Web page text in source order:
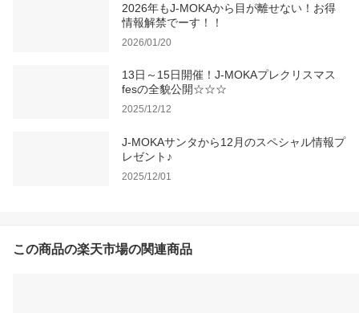
2026年もJ-MOKAから目が離せない！お得
情報解禁でーす！！
2026/01/20
13日～15日開催！J-MOKAプレクリスマス
fesの全貌公開☆☆☆
2025/12/12
J-MOKAサンタから12月のスペシャル情報プ
レゼント♪
2025/12/01
この商品の楽天市場の関連商品